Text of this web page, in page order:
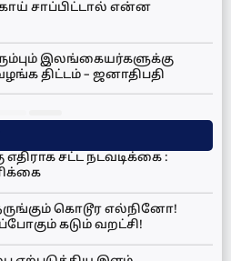
சாப்பிட்டால் என்ன
இலங்கையர்களுக்கு
திட்டம் – ஜனாதிபதி
சட்ட நடவடிக்கை :
கொடூர எல்நினோ!
கடும் வறட்சி!